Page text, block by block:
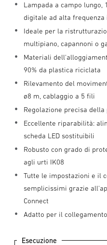
Lampada a campo lungo,
digitale ad alta frequenza
Ideale per la
multipiano, capannoni o
Materiali
90% da plastica riciclata
Rilevamento del
ø8 m, cablaggio a 5 fili
Regolazione precisa
Eccellente riparabilità:
scheda LED sostituibili
Robusto con grado di
agli urti IK08
Tutte le impostazioni e il
semplicissimi grazie
Connect
Adatto per il
Esecuzione